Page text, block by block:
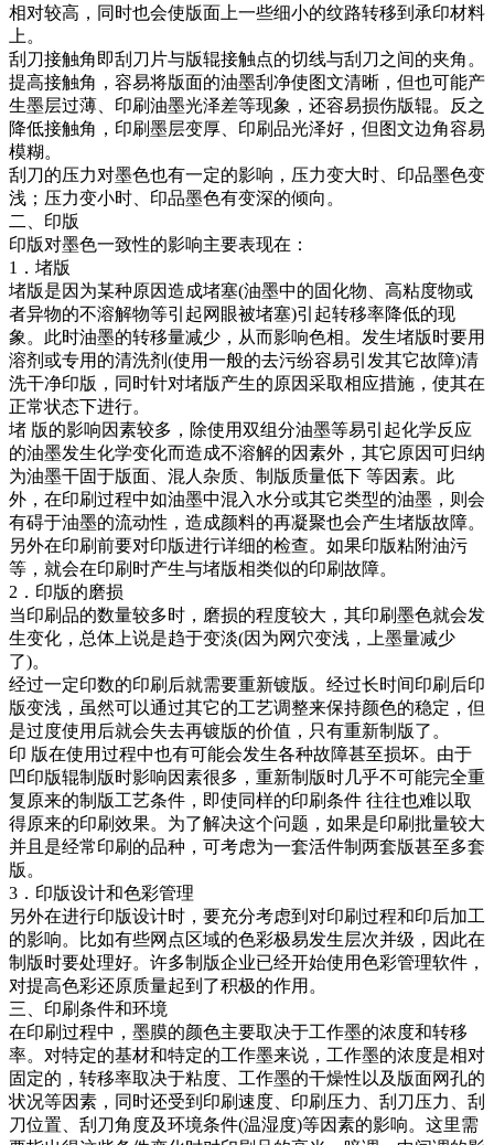
相对较高，同时也会使版面上一些细小的纹路转移到承印材料
上。
刮刀接触角即刮刀片与版辊接触点的切线与刮刀之间的夹角。
提高接触角，容易将版面的油墨刮净使图文清晰，但也可能产
生墨层过薄、印刷油墨光泽差等现象，还容易损伤版辊。反之
降低接触角，印刷墨层变厚、印刷品光泽好，但图文边角容易
模糊。
刮刀的压力对墨色也有一定的影响，压力变大时、印品墨色变
浅；压力变小时、印品墨色有变深的倾向。
二、印版
印版对墨色一致性的影响主要表现在：
1．堵版
堵版是因为某种原因造成堵塞(油墨中的固化物、高粘度物或
者异物的不溶解物等引起网眼被堵塞)引起转移率降低的现
象。此时油墨的转移量减少，从而影响色相。发生堵版时要用
溶剂或专用的清洗剂(使用一般的去污纷容易引发其它故障)清
洗干净印版，同时针对堵版产生的原因采取相应措施，使其在
正常状态下进行。
堵 版的影响因素较多，除使用双组分油墨等易引起化学反应
的油墨发生化学变化而造成不溶解的因素外，其它原因可归纳
为油墨干固于版面、混人杂质、制版质量低下 等因素。此
外，在印刷过程中如油墨中混入水分或其它类型的油墨，则会
有碍于油墨的流动性，造成颜料的再凝聚也会产生堵版故障。
另外在印刷前要对印版进行详细的检查。如果印版粘附油污
等，就会在印刷时产生与堵版相类似的印刷故障。
2．印版的磨损
当印刷品的数量较多时，磨损的程度较大，其印刷墨色就会发
生变化，总体上说是趋于变淡(因为网穴变浅，上墨量减少
了)。
经过一定印数的印刷后就需要重新镀版。经过长时间印刷后印
版变浅，虽然可以通过其它的工艺调整来保持颜色的稳定，但
是过度使用后就会失去再镀版的价值，只有重新制版了。
印 版在使用过程中也有可能会发生各种故障甚至损坏。由于
凹印版辊制版时影响因素很多，重新制版时几乎不可能完全重
复原来的制版工艺条件，即使同样的印刷条件 往往也难以取
得原来的印刷效果。为了解决这个问题，如果是印刷批量较大
并且是经常印刷的品种，可考虑为一套活件制两套版甚至多套
版。
3．印版设计和色彩管理
另外在进行印版设计时，要充分考虑到对印刷过程和印后加工
的影响。比如有些网点区域的色彩极易发生层次并级，因此在
制版时要处理好。许多制版企业已经开始使用色彩管理软件，
对提高色彩还原质量起到了积极的作用。
三、印刷条件和环境
在印刷过程中，墨膜的颜色主要取决于工作墨的浓度和转移
率。对特定的基材和特定的工作墨来说，工作墨的浓度是相对
固定的，转移率取决于粘度、工作墨的干燥性以及版面网孔的
状况等因素，同时还受到印刷速度、印刷压力、刮刀压力、刮
刀位置、刮刀角度及环境条件(温湿度)等因素的影响。这里需